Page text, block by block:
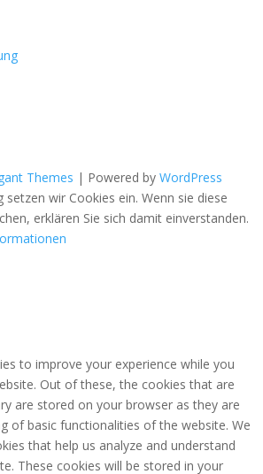
Themes | Powered by WordPress
setzen wir Cookies ein. Wenn sie diese
erklären Sie sich damit einverstanden.
to improve your experience while you
Out of these, the cookies that are
are stored on your browser as they are
of basic functionalities of the website. We
that help us analyze and understand
These cookies will be stored in your